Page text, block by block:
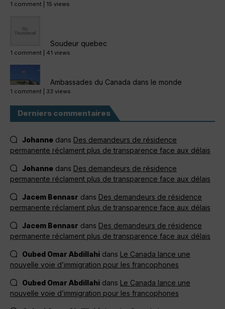
1 comment 15 views
Soudeur quebec
1 comment 41 views
Ambassades du Canada dans le monde
1 comment 33 views
Derniers commentaires
Johanne dans Des demandeurs de résidence
permanente réclament plus de transparence face aux délais
Johanne dans Des demandeurs de résidence
permanente réclament plus de transparence face aux délais
Jacem Bennasr dans Des demandeurs de résidence
permanente réclament plus de transparence face aux délais
Jacem Bennasr dans Des demandeurs de résidence
permanente réclament plus de transparence face aux délais
Oubed Omar Abdillahi dans Le Canada lance une
nouvelle voie d’immigration pour les francophones
Oubed Omar Abdillahi dans Le Canada lance une
nouvelle voie d’immigration pour les francophones